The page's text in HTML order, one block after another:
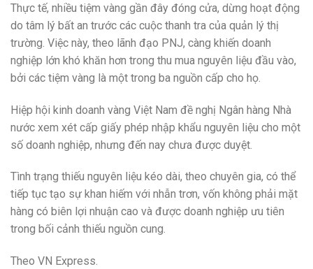
Thực tế, nhiều tiệm vàng gần đây đóng cửa, dừng hoạt động
do tâm lý bất an trước các cuộc thanh tra của quản lý thị
trường. Việc này, theo lãnh đạo PNJ, càng khiến doanh
nghiệp lớn khó khăn hơn trong thu mua nguyên liệu đầu vào,
bởi các tiệm vàng là một trong ba nguồn cấp cho họ.
Hiệp hội kinh doanh vàng Việt Nam đề nghị Ngân hàng Nhà
nước xem xét cấp giấy phép nhập khẩu nguyên liệu cho một
số doanh nghiệp, nhưng đến nay chưa được duyệt.
Tình trạng thiếu nguyên liệu kéo dài, theo chuyên gia, có thể
tiếp tục tạo sự khan hiếm với nhẫn trơn, vốn không phải mặt
hàng có biên lợi nhuận cao và được doanh nghiệp ưu tiên
trong bối cảnh thiếu nguồn cung.
Theo VN Express.